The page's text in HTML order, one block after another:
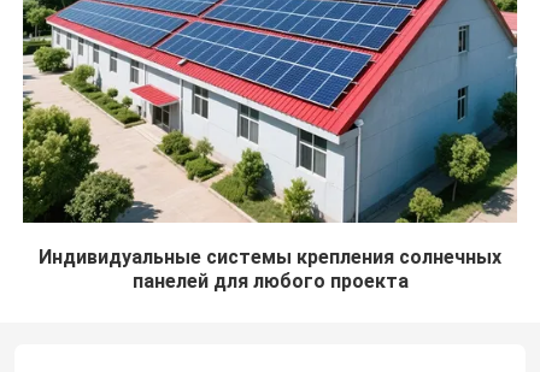
Индивидуальные системы крепления солнечных
панелей для любого проекта